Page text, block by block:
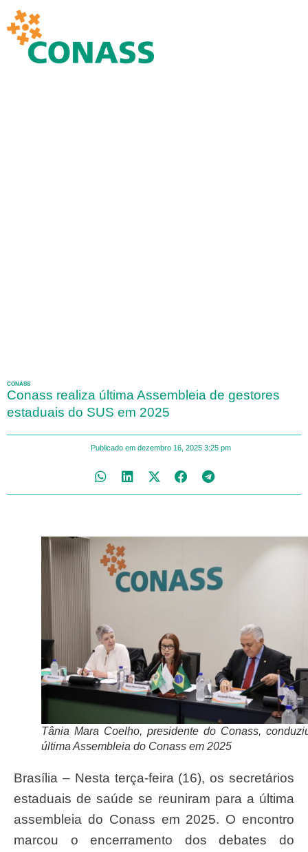
CONASS
Conass realiza última Assembleia de gestores
estaduais do SUS em 2025
Publicado em dezembro 16, 2025 3:25 pm
Tânia Mara Coelho, presidente do Conass,
última Assembleia do Conass em 2025
Brasília – Nesta terça-feira (16), os secretários
estaduais de saúde se reuniram para a última
assembleia do Conass em 2025. O encontro
marcou o encerramento dos debates do